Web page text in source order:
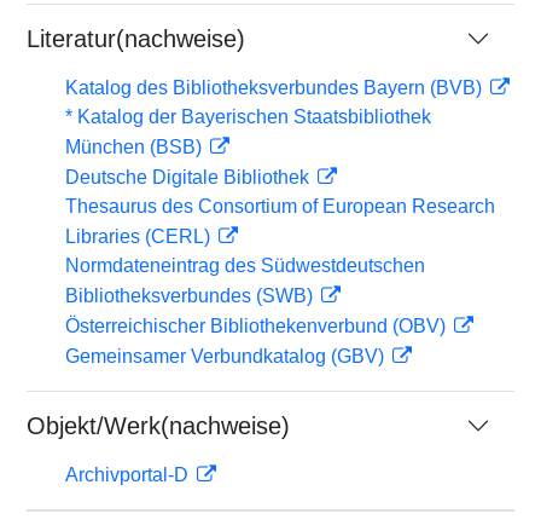
Literatur(nachweise)
Katalog des Bibliotheksverbundes Bayern (BVB)
* Katalog der Bayerischen Staatsbibliothek
München (BSB)
Deutsche Digitale Bibliothek
Thesaurus des Consortium of European Research
Libraries (CERL)
Normdateneintrag des Südwestdeutschen
Bibliotheksverbundes (SWB)
Österreichischer Bibliothekenverbund (OBV)
Gemeinsamer Verbundkatalog (GBV)
Objekt/Werk(nachweise)
Archivportal-D